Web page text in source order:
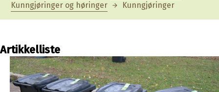
Kunngjøringer og høringer
Kunngjøringer
Artikkelliste